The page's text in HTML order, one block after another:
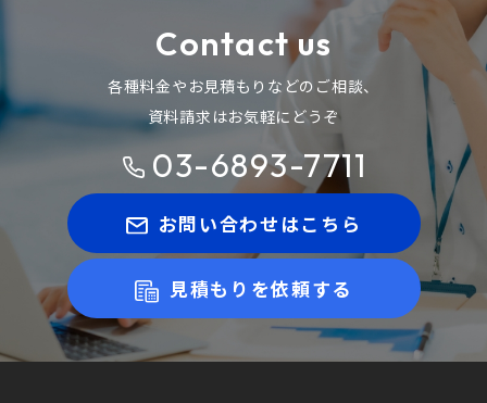
Contact us
各種料金やお見積もりなどのご相談、
資料請求はお気軽にどうぞ
03-6893-7711
お問い合わせはこちら
見積もりを依頼する